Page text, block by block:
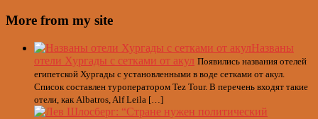
More from my site
Названы
отели Хургады с сетками от акул Появились названия отелей
египетской Хургады с установленными в воде сетками от акул.
Список составлен туроператором Tez Tour. В перечень входят такие
отели, как Albatros, Alf Leila […]